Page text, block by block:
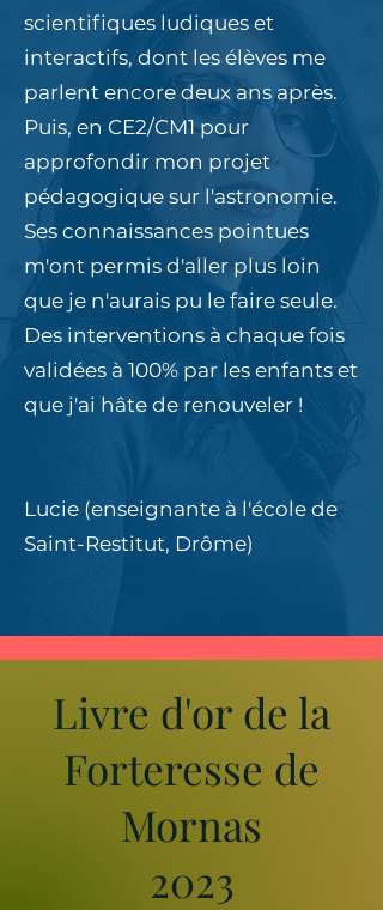
scientifiques ludiques et
interactifs, dont les élèves me
parlent encore deux ans après.
Puis, en CE2/CM1 pour
approfondir mon projet
pédagogique sur l'astronomie.
Ses connaissances pointues
m'ont permis d'aller plus loin
que je n'aurais pu le faire seule.
Des interventions à chaque fois
validées à 100% par les enfants et
que j'ai hâte de renouveler !
Lucie (enseignante à l'école de
Saint-Restitut, Drôme)
Livre d'or de la
Forteresse de
Mornas
2023